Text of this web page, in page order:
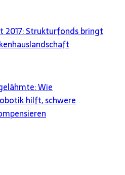
2017: Strukturfonds bringt
Wie
hilft, schwere